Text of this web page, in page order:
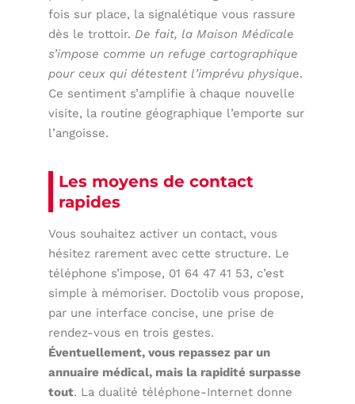
fois sur place, la signalétique vous rassure
dès le trottoir.De fait, la Maison Médicale
s’impose comme un refuge cartographique
pour ceux qui détestent l’imprévu physique.
Ce sentiment s’amplifie à chaque nouvelle
visite, la routine géographique l’emporte sur
l’angoisse.
Les moyens de contact
rapides
Vous souhaitez activer un contact, vous
hésitez rarement avec cette structure. Le
téléphone s’impose, 01 64 47 41 53, c’est
simple à mémoriser. Doctolib vous propose,
par une interface concise, une prise de
rendez-vous en trois gestes.
Éventuellement, vous repassez par un
annuaire médical, mais la rapidité surpasse
tout. La dualité téléphone-Internet donne